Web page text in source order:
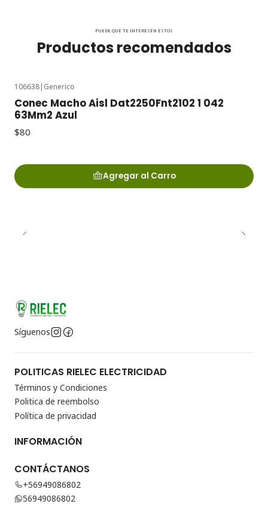
PUEDE QUE TE INTERESEN ESTOS
Productos recomendados
106638| Generico
Conec Macho Aisl Dat2250Fnt2102 1 042
63Mm2 Azul
$80
Agregar al Carro
Síguenos
POLITICAS RIELEC ELECTRICIDAD
Términos y Condiciones
Politica de reembolso
Política de privacidad
INFORMACIÓN
CONTÁCTANOS
+56949086802
56949086802